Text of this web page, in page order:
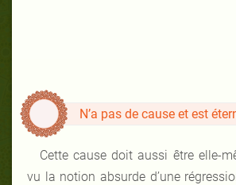
N’a pas de cause et est
Cette cause doit aussi être elle-
vu la notion absurde d’une